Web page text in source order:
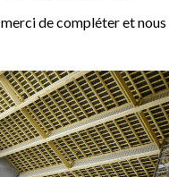
de compléter et